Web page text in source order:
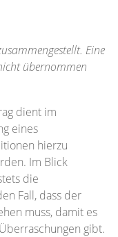
dient im
eines
hierzu
Im Blick
die
Fall, dass der
muss, damit es
gibt.
Eine
übernommen